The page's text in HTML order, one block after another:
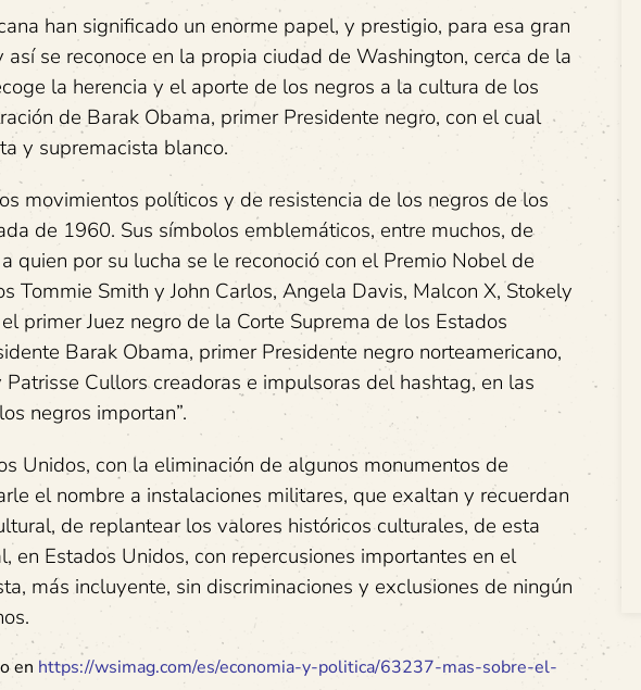
han significado un enorme papel, y prestigio, para esa gran
se reconoce en la propia ciudad de Washington, cerca de la
la herencia y el aporte de los negros a la cultura de los
de Barak Obama, primer Presidente negro, con el cual
y supremacista blanco.
movimientos políticos y de resistencia de los negros de los
de 1960. Sus símbolos emblemáticos, entre muchos, de
quien por su lucha se le reconoció con el Premio Nobel de
Tommie Smith y John Carlos, Angela Davis, Malcon X, Stokely
primer Juez negro de la Corte Suprema de los Estados
Barak Obama, primer Presidente negro norteamericano,
Cullors creadoras e impulsoras del hashtag, en las
negros importan”.
Unidos, con la eliminación de algunos monumentos de
el nombre a instalaciones militares, que exaltan y recuerdan
de replantear los valores históricos culturales, de esta
en Estados Unidos, con repercusiones importantes en el
más incluyente, sin discriminaciones y exclusiones de ningún
en https://wsimag.com/es/economia-y-politica/63237-mas-sobre-el-